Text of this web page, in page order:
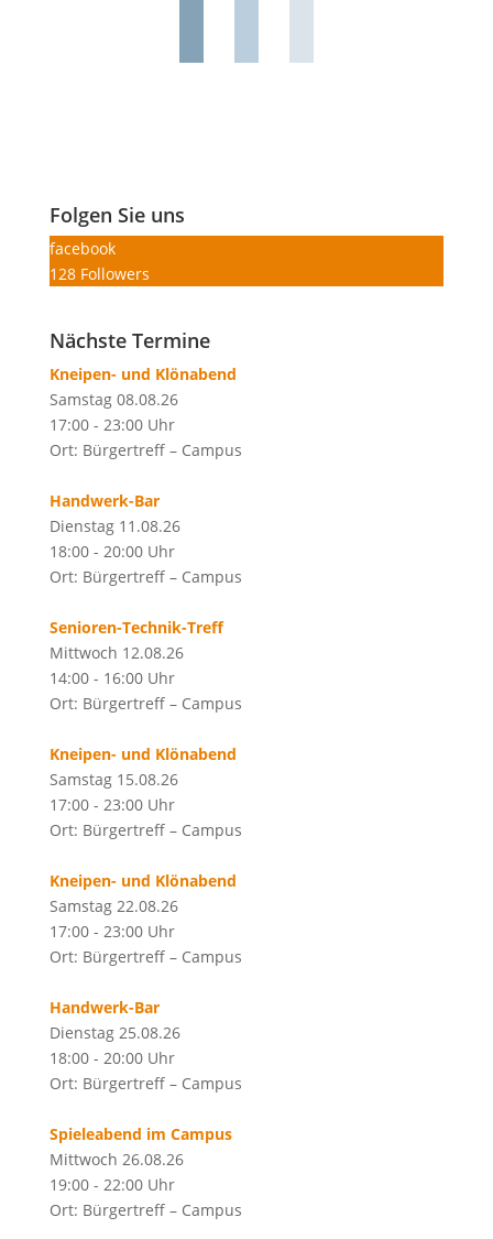
Folgen Sie uns
facebook
128 Followers
Nächste Termine
Kneipen- und Klönabend
Samstag 08.08.26
17:00 - 23:00 Uhr
Ort: Bürgertreff – Campus
Handwerk-Bar
Dienstag 11.08.26
18:00 - 20:00 Uhr
Ort: Bürgertreff – Campus
Senioren-Technik-Treff
Mittwoch 12.08.26
14:00 - 16:00 Uhr
Ort: Bürgertreff – Campus
Kneipen- und Klönabend
Samstag 15.08.26
17:00 - 23:00 Uhr
Ort: Bürgertreff – Campus
Kneipen- und Klönabend
Samstag 22.08.26
17:00 - 23:00 Uhr
Ort: Bürgertreff – Campus
Handwerk-Bar
Dienstag 25.08.26
18:00 - 20:00 Uhr
Ort: Bürgertreff – Campus
Spieleabend im Campus
Mittwoch 26.08.26
19:00 - 22:00 Uhr
Ort: Bürgertreff – Campus